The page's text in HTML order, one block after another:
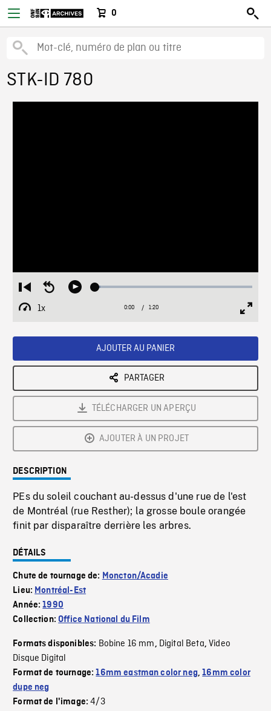
0
STK-ID 780
Restart
from
beginning
Seek
Play Loaded:
1x
Playback
Current
0:00 / Duration
1:20
AJOUTER AU PANIER
PARTAGER
TÉLÉCHARGER UN APERÇU
AJOUTER À UN PROJET
DESCRIPTION
PEs du soleil couchant au-dessus d'une rue de l'est
de Montréal (rue Resther); la grosse boule orangée
finit par disparaître derrière les arbres.
DÉTAILS
Chute de tournage de: Moncton/Acadie
Lieu: Montréal-Est
Année:1990
Collection:Office National du Film
Formats disponibles: Bobine 16 mm, Digital Beta,Video
Disque Digital
Format de tournage:16mm eastman color neg,16mm color
dupe neg
Format de l'image:4/3